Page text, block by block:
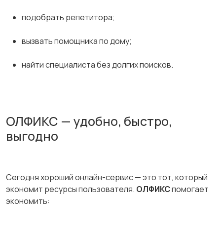
подобрать репетитора;
вызвать помощника по дому;
найти специалиста без долгих поисков.
ОЛФИКС — удобно, быстро,
выгодно
Сегодня хороший онлайн-сервис — это тот, который
экономит ресурсы пользователя. ОЛФИКСпомогает
экономить: